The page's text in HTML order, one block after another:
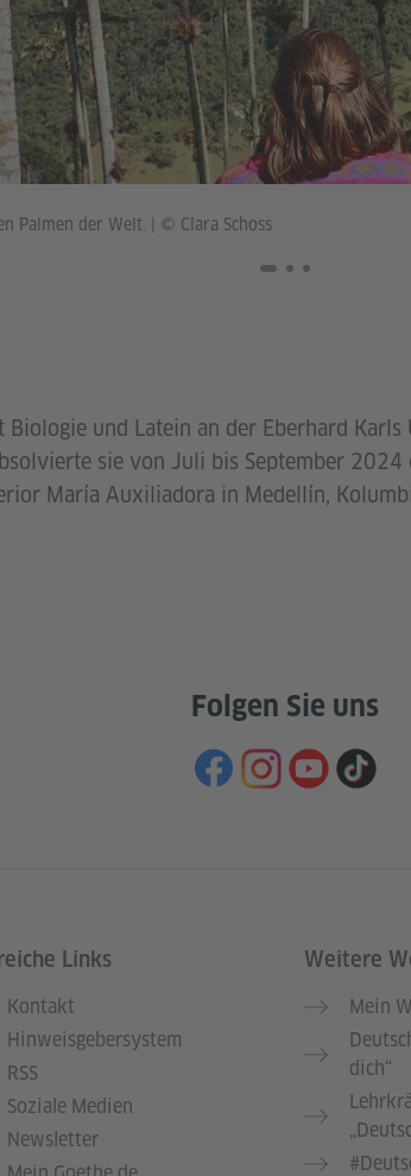
Palmen der Welt. © Clara Schoss
Biologie und Latein an der Eberhard Karls
sie von Juli bis September 2024
María Auxiliadora in Medellín,
Folgen Sie uns
Links
Kontakt
Hinweisgebersystem
RSS
Soziale Medien
Newsletter
Weitere
Mein
dich“